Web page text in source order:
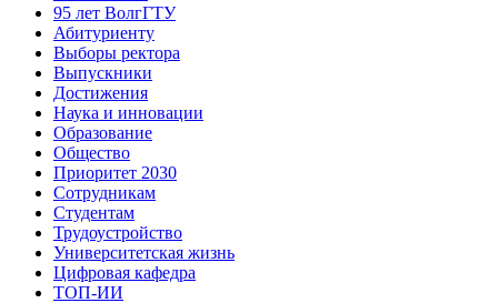
95 лет ВолгГТУ
Абитуриенту
Выборы ректора
Выпускники
Достижения
Наука и инновации
Образование
Общество
Приоритет 2030
Сотрудникам
Студентам
Трудоустройство
Университетская жизнь
Цифровая кафедра
ТОП-ИИ